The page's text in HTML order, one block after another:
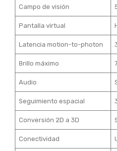
Campo de visión
Pantalla virtual
Latencia motion-to-photon
Brillo máximo
Audio
Seguimiento espacial
Conversión 2D a 3D
Conectividad